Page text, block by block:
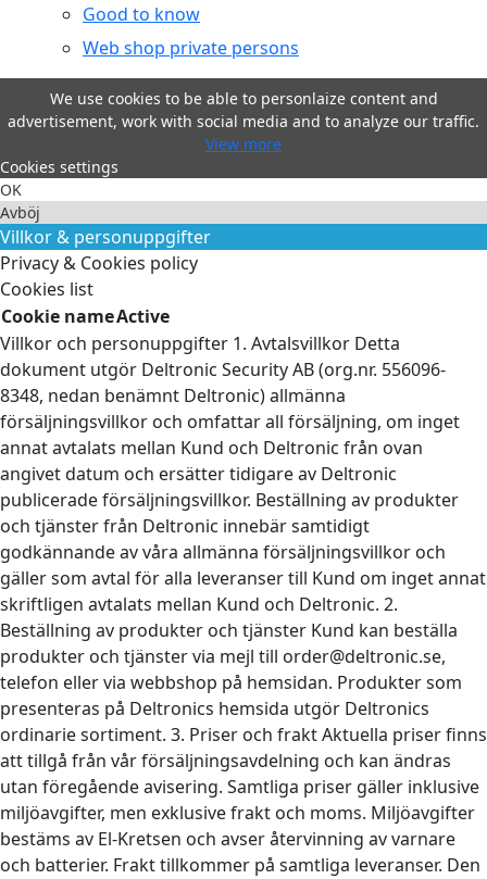
Good to know
Web shop private persons
We use cookies to be able to personlaize content and
advertisement, work with social media and to analyze our traffic.
View more
Cookies settings
OK
Avböj
Villkor & personuppgifter
Privacy & Cookies policy
Cookies list
Cookie nameActive
Villkor och personuppgifter 1. Avtalsvillkor Detta
dokument utgör Deltronic Security AB (org.nr. 556096-
8348, nedan benämnt Deltronic) allmänna
försäljningsvillkor och omfattar all försäljning, om inget
annat avtalats mellan Kund och Deltronic från ovan
angivet datum och ersätter tidigare av Deltronic
publicerade försäljningsvillkor. Beställning av produkter
och tjänster från Deltronic innebär samtidigt
godkännande av våra allmänna försäljningsvillkor och
gäller som avtal för alla leveranser till Kund om inget annat
skriftligen avtalats mellan Kund och Deltronic. 2.
Beställning av produkter och tjänster Kund kan beställa
produkter och tjänster via mejl till order@deltronic.se,
telefon eller via webbshop på hemsidan. Produkter som
presenteras på Deltronics hemsida utgör Deltronics
ordinarie sortiment. 3. Priser och frakt Aktuella priser finns
att tillgå från vår försäljningsavdelning och kan ändras
utan föregående avisering. Samtliga priser gäller inklusive
miljöavgifter, men exklusive frakt och moms. Miljöavgifter
bestäms av El-Kretsen och avser återvinning av varnare
och batterier. Frakt tillkommer på samtliga leveranser. Den